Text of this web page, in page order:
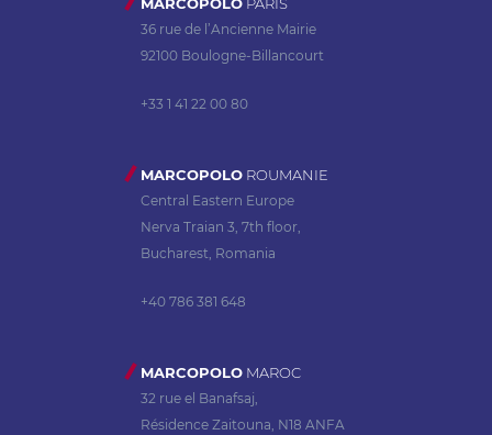
MARCOPOLO PARIS
36 rue de l’Ancienne Mairie
92100 Boulogne-Billancourt
+33 1 41 22 00 80
MARCOPOLO ROUMANIE
Central Eastern Europe
Nerva Traian 3, 7th floor,
Bucharest, Romania
+40 786 381 648
MARCOPOLO MAROC
32 rue el Banafsaj,
Résidence Zaitouna, N18 ANFA